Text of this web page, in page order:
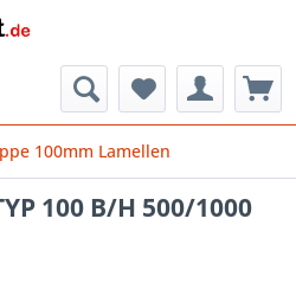
100mm Lamellen
100 B/H 500/1000